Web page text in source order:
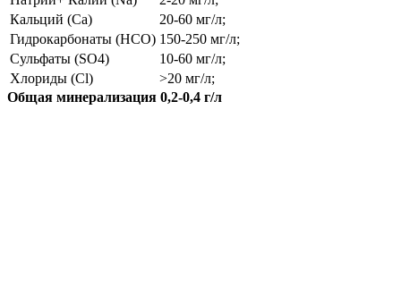
Кальций (Ca)
20-60 мг/л;
Гидрокарбонаты (HCO) 150-250 мг/л;
Сульфаты (SO4)
10-60 мг/л;
Хлориды (Cl)
>20 мг/л;
Общая минерализация 0,2-0,4 г/л